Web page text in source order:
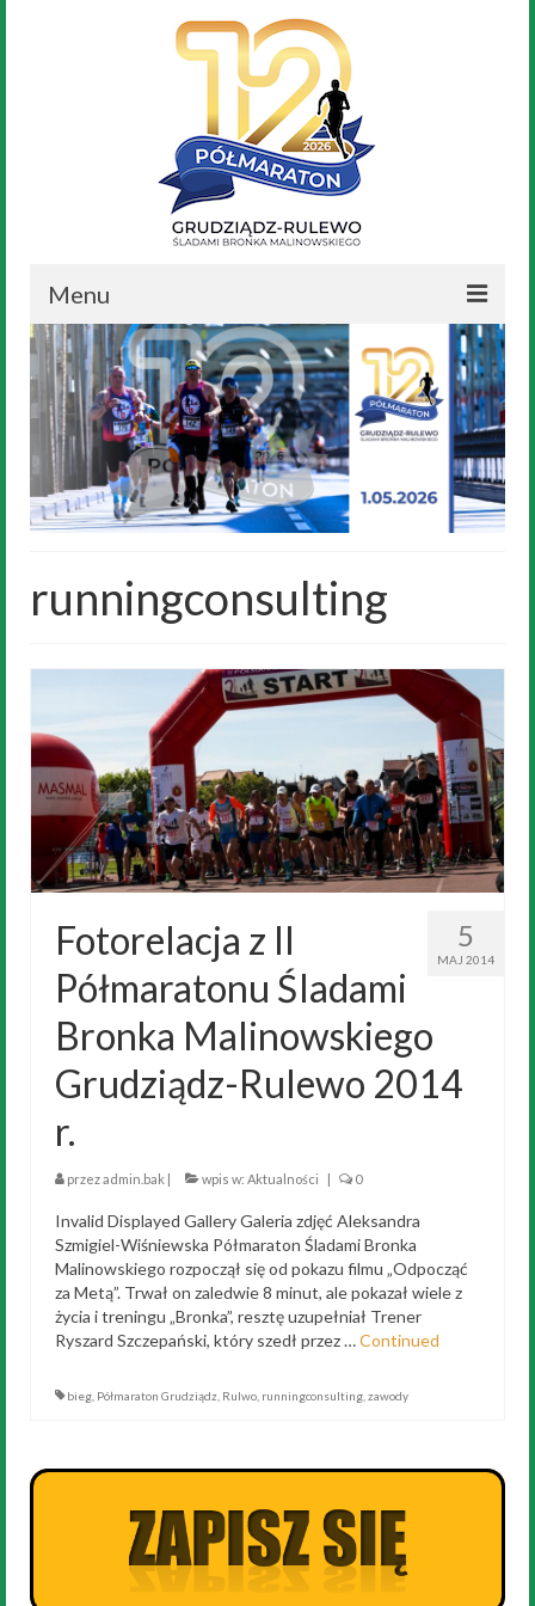
Menu
Aktualności
Nasz Bronek
Regulamin
Trasa Biegu
Wyniki
Trening
Noclegi
Biegi dzieci
Kontakt
runningconsulting
5
MAJ 2014
Fotorelacja z II
Półmaratonu Śladami
Bronka Malinowskiego
Grudziądz-Rulewo 2014
r.
przezadmin.bak | wpis w: Aktualności | 0
Invalid Displayed Gallery Galeria zdjęć Aleksandra
Szmigiel-Wiśniewska Półmaraton Śladami Bronka
Malinowskiego rozpoczął się od pokazu filmu „Odpocząć
za Metą”. Trwał on zaledwie 8 minut, ale pokazał wiele z
życia i treningu „Bronka”, resztę uzupełniał Trener
Ryszard Szczepański, który szedł przez …Continued
bieg Półmaraton Grudziądz Rulwo runningconsulting zawody